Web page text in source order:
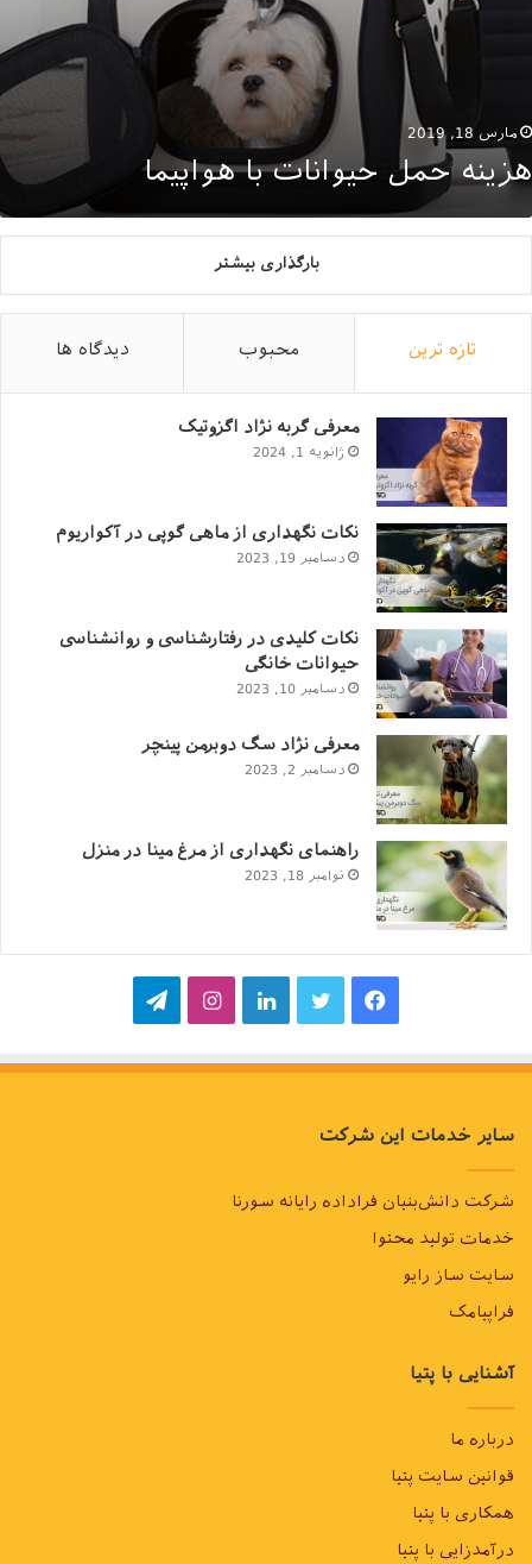
مارس 18, 2019
هزینه حمل حیوانات با هواپیما
بارگذاری بیشتر
تازه ترین محبوب دیدگاه ها
معرفی گربه نژاد اگزوتیک
ژانویه 1, 2024
نکات نگهداری از ماهی گوپی در آکواریوم
دسامبر 19, 2023
نکات کلیدی در رفتارشناسی و روانشناسی
حیوانات خانگی
دسامبر 10, 2023
معرفی نژاد سگ دوبرمن پینچر
دسامبر 2, 2023
راهنمای نگهداری از مرغ مینا در منزل
نوامبر 18, 2023
فیسبوکتوییترلینکدایناینستاگرام
تلگرام
سایر خدمات این شرکت
شرکت دانش‌بنیان فراداده رایانه سورنا
خدمات تولید محتوا
سایت ساز رایو
فراپیامک
آشنایی با پتیا
درباره ما
قوانین سایت پتیا
همکاری با پتیا
درآمدزایی با پتیا